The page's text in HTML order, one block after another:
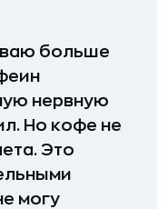
больше
нервную
Но кофе не
Это
могу